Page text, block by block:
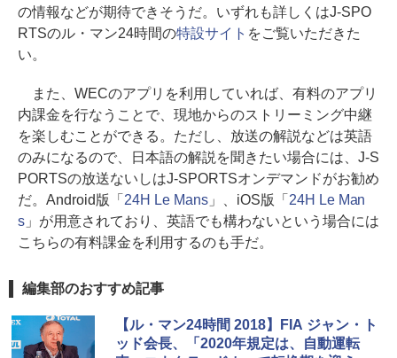
の情報などが期待できそうだ。いずれも詳しくはJ-SPO
RTSのル・マン24時間の特設サイト をご覧いただきた
い。
また、WECのアプリを利用していれば、有料のアプリ
内課金を行なうことで、現地からのストリーミング中継
を楽しむことができる。ただし、放送の解説などは英語
のみになるので、日本語の解説を聞きたい場合には、J-S
PORTSの放送ないしはJ-SPORTSオンデマンドがお勧め
だ。Android版「 24H Le Mans」、iOS版「 24H Le Man
s 」が用意されており、英語でも構わないという場合には
こちらの有料課金を利用するのも手だ。
編集部のおすすめ記事
【ル・マン24時間 2018】FIA ジャン・ト
ッド会長、「2020年規定は、自動運転